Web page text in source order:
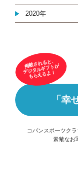
2020年
掲載されると、
デジタルギフトが
もらえるよ！
「幸
コパンスポーツク
素敵なお